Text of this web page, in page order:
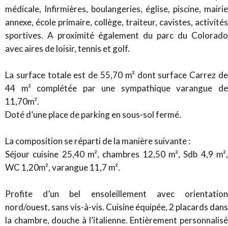
médicale, Infirmières, boulangeries, église, piscine, mairie
annexe, école primaire, collège, traiteur, cavistes, activités
sportives. A proximité également du parc du Colorado
avec aires de loisir, tennis et golf.
La surface totale est de 55,70 m² dont surface Carrez de
44 m² complétée par une sympathique varangue de
11,70m².
Doté d’une place de parking en sous-sol fermé.
La composition se réparti de la manière suivante :
Séjour cuisine 25,40 m², chambres 12,50 m², Sdb 4,9 m²,
WC 1,20m², varangue 11,7 m².
Profite d’un bel ensoleillement avec orientation
nord/ouest, sans vis-à-vis. Cuisine équipée, 2 placards dans
la chambre, douche à l’italienne. Entièrement personnalisé